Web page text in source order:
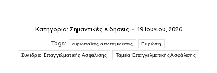
Κατηγορία: Σημαντικές ειδήσεις
19 Ιουνίου, 2026
Tags:
ευρωπαϊκές αποταμιεύσεις Ευρώπη
Συνέδριο Επαγγελματικής Ασφάλισης Ταμεία Επαγγελματικής Ασφάλισης